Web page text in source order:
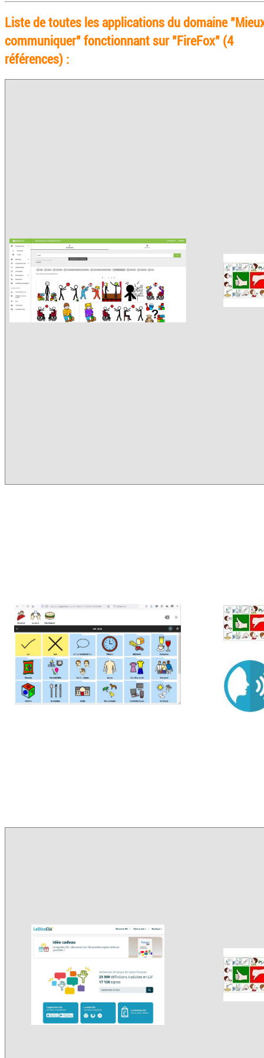
Liste de toutes les applications du domaine
communiquer" fonctionnant sur "FireFox" (4
références) :